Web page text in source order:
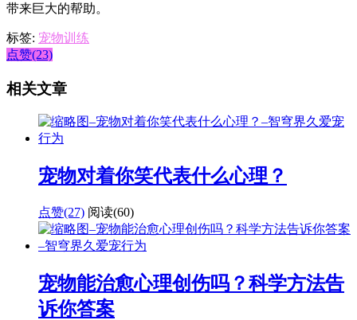
带来巨大的帮助。
标签: 宠物训练
点赞(23)
相关文章
宠物对着你笑代表什么心理？
点赞(27) 阅读(60)
宠物能治愈心理创伤吗？科学方法告
诉你答案